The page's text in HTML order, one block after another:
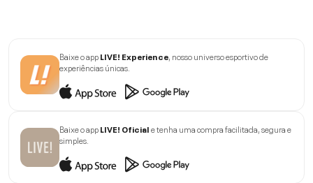
Baixe o appLIVE! Experience, nosso universo esportivo de
experiências únicas.
Baixe o appLIVE! Oficiale tenha uma compra facilitada, segura e
simples.